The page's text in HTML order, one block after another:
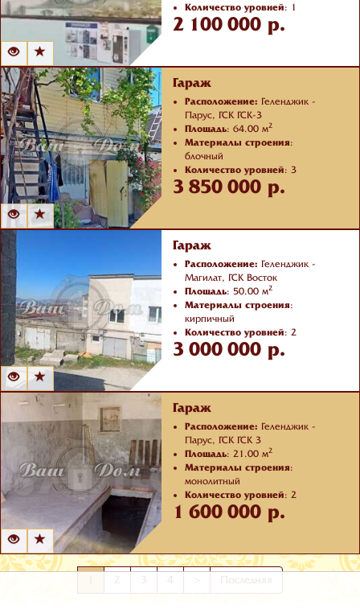
Количество уровней: 1
Отделка : черновая
2 100 000 р.
Гараж
Расположение: Геленджик -
Парус, ГСК ГСК-3
Площадь: 64.00 м2
Материалы строения:
блочный
Количество уровней: 3
Отделка : с ремонтом
3 850 000 р.
Гараж
Расположение: Геленджик -
Магилат, ГСК Восток
Площадь: 50.00 м2
Материалы строения:
кирпичный
Количество уровней: 2
Отделка : черновая
3 000 000 р.
Гараж
Расположение: Геленджик -
Парус, ГСК ГСК 3
Площадь: 21.00 м2
Материалы строения:
монолитный
Количество уровней: 2
Отделка : черновая
1 600 000 р.
2 3 4 Последняя